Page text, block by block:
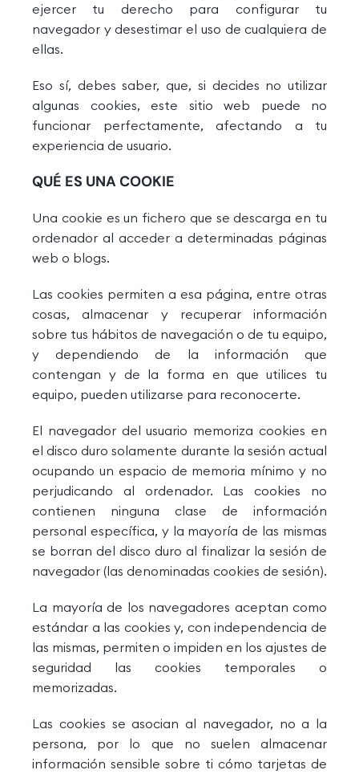
ejercer tu derecho para configurar tu
navegador y desestimar el uso de cualquiera de
ellas.
Eso sí, debes saber, que, si decides no utilizar
algunas cookies, este sitio web puede no
funcionar perfectamente, afectando a tu
experiencia de usuario.
QUÉ ES UNA COOKIE
Una cookie es un fichero que se descarga en tu
ordenador al acceder a determinadas páginas
web o blogs.
Las cookies permiten a esa página, entre otras
cosas, almacenar y recuperar información
sobre tus hábitos de navegación o de tu equipo,
y dependiendo de la información que
contengan y de la forma en que utilices tu
equipo, pueden utilizarse para reconocerte.
El navegador del usuario memoriza cookies en
el disco duro solamente durante la sesión actual
ocupando un espacio de memoria mínimo y no
perjudicando al ordenador. Las cookies no
contienen ninguna clase de información
personal específica, y la mayoría de las mismas
se borran del disco duro al finalizar la sesión de
navegador (las denominadas cookies de sesión).
La mayoría de los navegadores aceptan como
estándar a las cookies y, con independencia de
las mismas, permiten o impiden en los ajustes de
seguridad las cookies temporales o
memorizadas.
Las cookies se asocian al navegador, no a la
persona, por lo que no suelen almacenar
información sensible sobre ti cómo tarjetas de